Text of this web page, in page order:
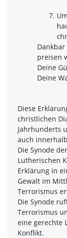
preisen
Deine
Deine
Diese
christlichen
Jahrhunderts
auch
Die Synode
Lutherischen
Erklärung in
Gewalt im
Terrorismus
Die Synode
Terrorismus
eine gerechte
Konflikt.